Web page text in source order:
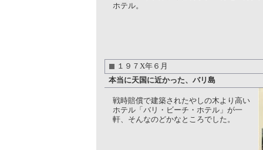
ホテル。
１９７X年６月
本当に天国に近かった、バリ島
戦時賠償で建築されたやしの木より高い
ホテル「バリ・ビーチ・ホテル」が一
軒、そんなのどかなところでした。